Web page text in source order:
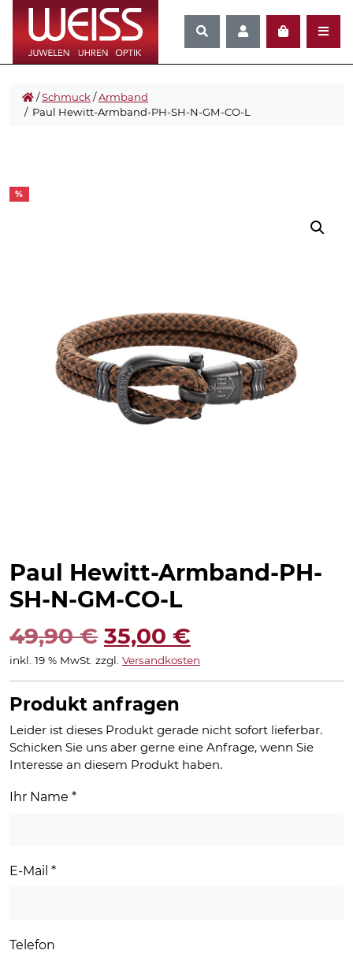
/Schmuck/Armband
/ Paul Hewitt-Armband-PH-SH-N-GM-CO-L
%
Paul Hewitt-Armband-PH-
SH-N-GM-CO-L
49,90€ Ursprünglicher
Preis
war:
49,90 €
35,00 €
Preis
35,00 €.
inkl. 19 % MwSt. zzgl. Versandkosten
Produkt anfragen
Leider ist dieses Produkt gerade nicht sofort lieferbar.
Schicken Sie uns aber gerne eine Anfrage, wenn Sie
Interesse an diesem Produkt haben.
Ihr Name *
E-Mail *
Telefon